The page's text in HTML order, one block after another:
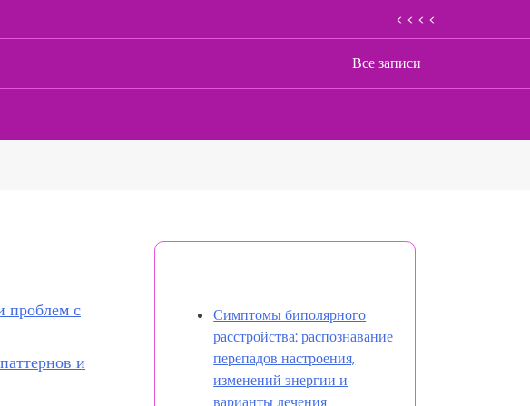
< < < <
Все записи
проблем с
и
Симптомы биполярного
расстройства: распознавание
перепадов настроения,
изменений энергии и
варианты лечения